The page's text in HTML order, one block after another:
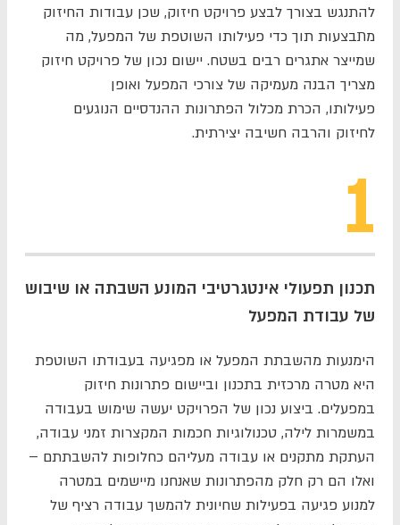
להתנגש בצורך לבצע פרויקט חיזוק, שכן עבודות החיזוק
מתבצעות תוך כדי פעילותו השוטפת של המפעל, מה
שמייצר אתגרים רבים בשטח. יישום נכון של פרויקט חיזוק
מצריך הבנה מעמיקה של צורכי המפעל ואופן
פעילותו, הכרת מכלול הפתרונות ההנדסיים הנוגעים
לחיזוק והרבה חשיבה יצירתית.
1
תכנון תפעולי אינטגרטיבי המונע השבתה או שיבוש
של עבודת המפעל
הימנעות מהשבתת המפעל או מפגיעה בעבודתו השוטפת
היא מטרה מרכזית בתכנון וביישום פתרונות חיזוק
במפעלים. ביצוע נכון של הפרויקט יעשה שימוש בעבודה
במשמרות לילה, טכנולוגיות חכמות המקצרות זמני עבודה,
העתקת מתקנים או עבודה מעליהם כחלופות להשבתתם –
ואלו הם רק חלק מהפתרונות שאנחנו מיישמים במטרה
למנוע פגיעה בפעילות שחיונית להמשך עבודה רציף של